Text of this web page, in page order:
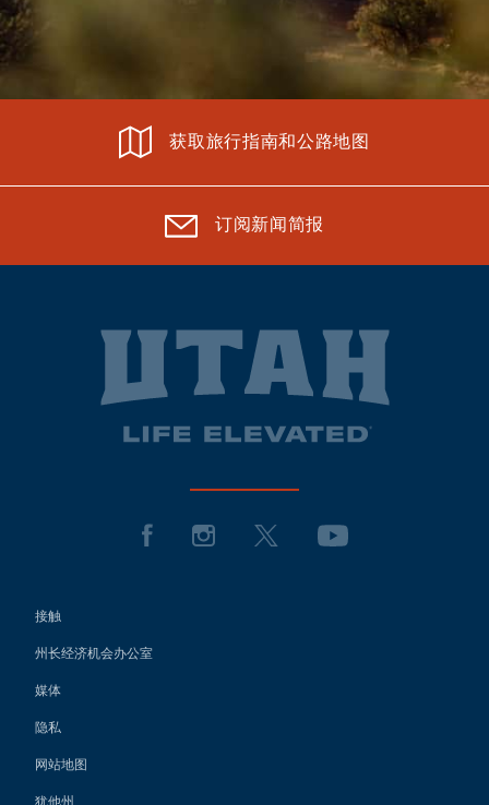
获取旅行指南和公路地图
订阅新闻简报
接触
州长经济机会办公室
媒体
隐私
网站地图